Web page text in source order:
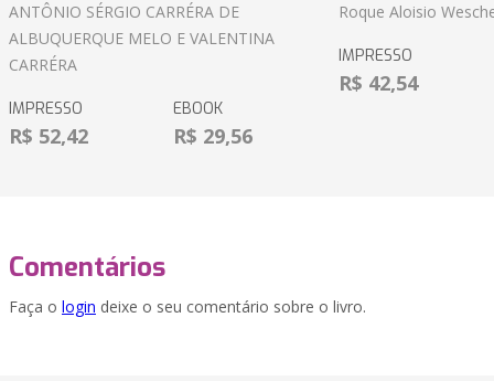
ANTÔNIO SÉRGIO CARRÉRA DE
ALBUQUERQUE MELO E VALENTINA
CARRÉRA
IMPRESSO
R$ 52,42
EBOOK
R$ 29,56
Roque Aloisio
IMPRESSO
R$ 42,54
Comentários
Faça o login deixe o seu comentário sobre o livro.